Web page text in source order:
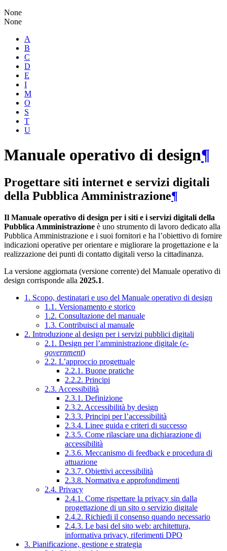
None
None
A
B
C
D
E
I
M
O
S
T
U
Manuale operativo di design¶
Progettare siti internet e servizi digitali
della Pubblica Amministrazione¶
Il Manuale operativo di design per i siti e i servizi digitali della
Pubblica Amministrazione è uno strumento di lavoro dedicato alla
Pubblica Amministrazione e i suoi fornitori e ha l’obiettivo di fornire
indicazioni operative per orientare e migliorare la progettazione e la
realizzazione dei punti di contatto digitali verso la cittadinanza.
La versione aggiornata (versione corrente) del Manuale operativo di
design corrisponde alla 2025.1.
1. Scopo, destinatari e uso del Manuale operativo di design
1.1. Versionamento e storico
1.2. Consultazione del manuale
1.3. Contribuisci al manuale
2. Introduzione al design per i servizi pubblici digitali
2.1. Design per l’amministrazione digitale (e-
government)
2.2. L’approccio progettuale
2.2.1. Buone pratiche
2.2.2. Principi
2.3. Accessibilità
2.3.1. Definizione
2.3.2. Accessibilità by design
2.3.3. Principi per l’accessibilità
2.3.4. Linee guida e criteri di successo
2.3.5. Come rilasciare una dichiarazione di
accessibilità
2.3.6. Meccanismo di feedback e procedura di
attuazione
2.3.7. Obiettivi accessibilità
2.3.8. Normativa e approfondimenti
2.4. Privacy
2.4.1. Come rispettare la privacy sin dalla
progettazione di un sito o servizio digitale
2.4.2. Richiedi il consenso quando necessario
2.4.3. Le basi del sito web: architettura,
informativa privacy, riferimenti DPO
3. Pianificazione, gestione e strategia